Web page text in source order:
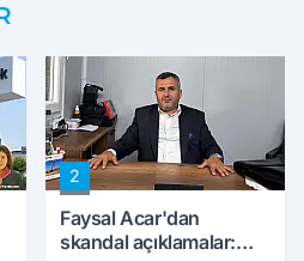
2
Faysal Acar'dan
skandal açıklamalar: